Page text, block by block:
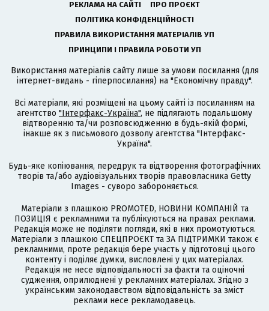
РЕКЛАМА НА САЙТІ
ПРО ПРОЄКТ
ПОЛІТИКА КОНФІДЕНЦІЙНОСТІ
ПРАВИЛА ВИКОРИСТАННЯ МАТЕРІАЛІВ УП
ПРИНЦИПИ І ПРАВИЛА РОБОТИ УП
Використання матеріалів сайту лише за умови посилання (для
інтернет-видань - гіперпосилання) на "Економічну правду".
Всі матеріали, які розміщені на цьому сайті із посиланням на
агентство "Інтерфакс-Україна", не підлягають подальшому
відтворенню та/чи розповсюдженню в будь-якій формі,
інакше як з письмового дозволу агентства "Інтерфакс-
Україна".
Будь-яке копіювання, передрук та відтворення фотографічних
творів та/або аудіовізуальних творів правовласника Getty
Images - суворо забороняється.
Матеріали з плашкою PROMOTED, НОВИНИ КОМПАНІЙ та
ПОЗИЦІЯ є рекламними та публікуються на правах реклами.
Редакція може не поділяти погляди, які в них промотуються.
Матеріали з плашкою СПЕЦПРОЄКТ та ЗА ПІДТРИМКИ також є
рекламними, проте редакція бере участь у підготовці цього
контенту і поділяє думки, висловлені у цих матеріалах.
Редакція не несе відповідальності за факти та оціночні
судження, оприлюднені у рекламних матеріалах. Згідно з
українським законодавством відповідальність за зміст
реклами несе рекламодавець.